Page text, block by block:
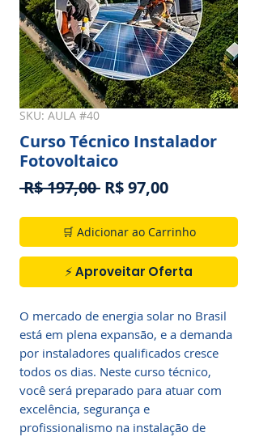
SKU: AULA #40
Curso Técnico Instalador
Fotovoltaico
R$ 197,00 Preço
R$ 97,00Preço
🛒 Adicionar ao Carrinho
⚡ Aproveitar Oferta
O mercado de energia solar no Brasil
está em plena expansão, e a demanda
por instaladores qualificados cresce
todos os dias. Neste curso técnico,
você será preparado para atuar com
excelência, segurança e
profissionalismo na instalação de